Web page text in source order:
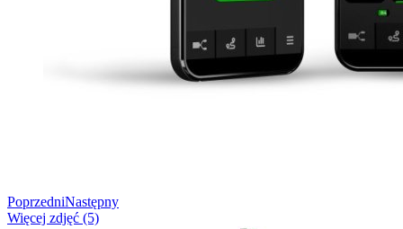
PoprzedniNastępny
Więcej zdjęć (5)